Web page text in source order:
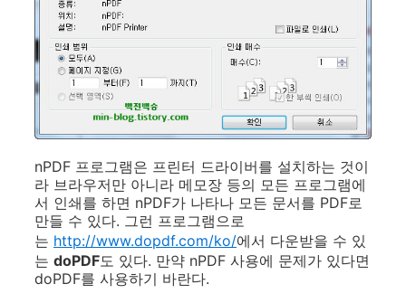
nPDF 프로그램은 프린터 드라이버를 설치하는 것이
라 브라우저만 아니라 메모장 등의 모든 프로그램에
서 인쇄를 하면 nPDF가 나타나 모든 문서를 PDF로
만들 수 있다. 그런 프로그램으로
는 http://www.dopdf.com/ko/에서 다운받을 수 있
는 doPDF도 있다. 만약 nPDF 사용에 문제가 있다면
doPDF를 사용하기 바란다.